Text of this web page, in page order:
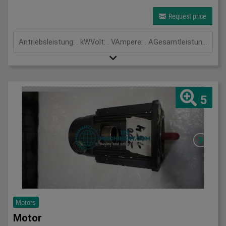
Request price
Antriebsleistung: . kWVolt: . VAmpere: . AGesamtleistungsbedarf: kWMaschinengewicht ca.: tRaumbedarf ca.: m
5
Motors
Motor